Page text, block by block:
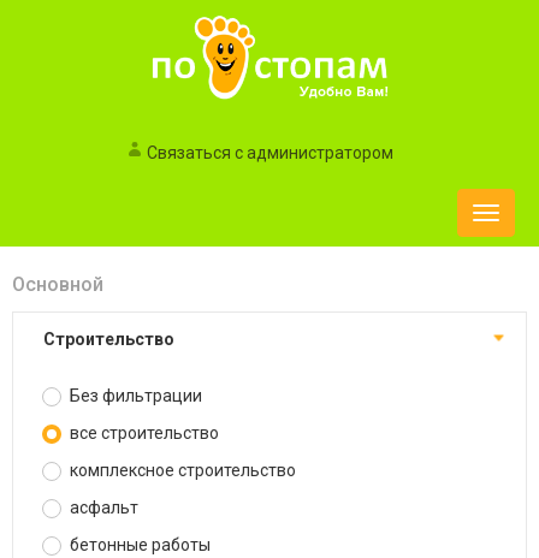
Связаться с администратором
Toggle
Основной
строительство
Без фильтрации
все строительство
комплексное строительство
асфальт
бетонные работы